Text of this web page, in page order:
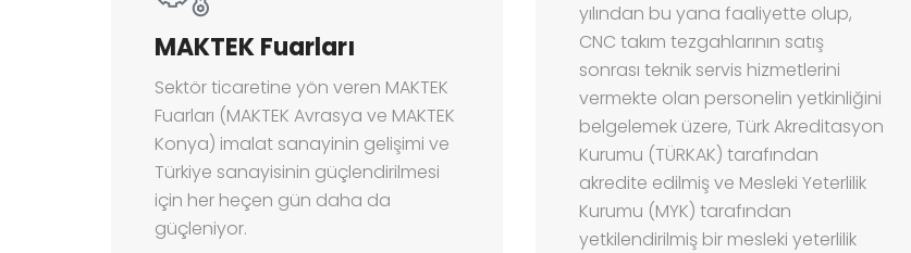
MAKTEK Fuarları
Sektör ticaretine yön veren MAKTEK
Fuarları (MAKTEK Avrasya ve MAKTEK
Konya) imalat sanayinin gelişimi ve
Türkiye sanayisinin güçlendirilmesi
için her heçen gün daha da
güçleniyor.
yılından bu yana faaliyette olup,
CNC takım tezgahlarının satış
sonrası teknik servis hizmetlerini
vermekte olan personelin yetkinliğini
belgelemek üzere, Türk Akreditasyon
Kurumu (TÜRKAK) tarafından
akredite edilmiş ve Mesleki Yeterlilik
Kurumu (MYK) tarafından
yetkilendirilmiş bir mesleki yeterlilik